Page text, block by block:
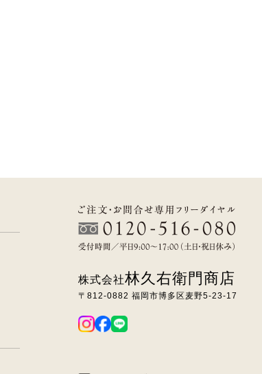
株式会社林久右衛門商店
〒812-0882 福岡市博多区麦野5-23-17